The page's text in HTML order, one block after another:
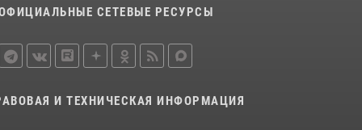
законодательстве, регулирующем оборот
24 июля 2026, 14:16
подозрению в краже
СЕТЕВЫЕ РЕСУРСЫ
И ТЕХНИЧЕСКАЯ ИНФОРМАЦИЯ